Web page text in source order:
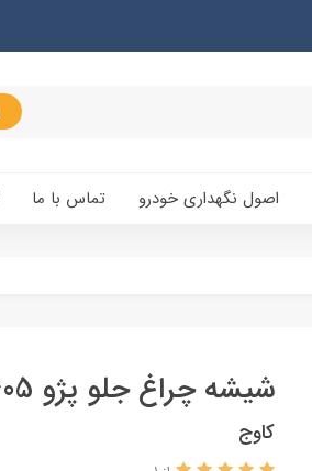
اصول نگهداری خودرو تماس با ما
شيشه چراغ جلو پژو 405 - سمت چپ (راننده)
کاوج